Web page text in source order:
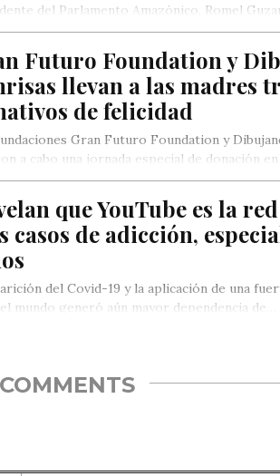
del Parlamento Amazónico, Romel
Futuro Foundation y
llevan a las madres
de felicidad
Gran Futuro Foundation y
a cabo una jornada especial de donación en
que YouTube es la
casos de adicción,
del Covid-19 y la aplicación de una
mundo generó aún mayor dependencia de…
COMMENTS